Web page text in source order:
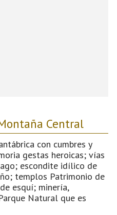
Central
con cumbres y
gestas heroicas; vías
escondite idílico de
templos Patrimonio de
esquí; minería,
Natural que es